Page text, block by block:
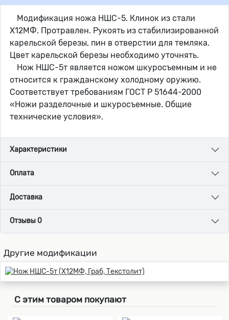
Модификация ножа НШС-5. Клинок из стали
Х12МФ. Протравлен. Рукоять из стабилизированной
карельской березы, пин в отверстии для темляка.
Цвет карельской березы необходимо уточнять.
Нож НШС-5т является ножом шкуросъемным и не
относится к гражданскому холодному оружию.
Соответствует требованиям ГОСТ Р 51644-2000
«Ножи разделочные и шкуросъемные. Общие
технические условия».
Характеристики
Оплата
Доставка
Отзывы 0
Другие модификации
С этим товаром покупают